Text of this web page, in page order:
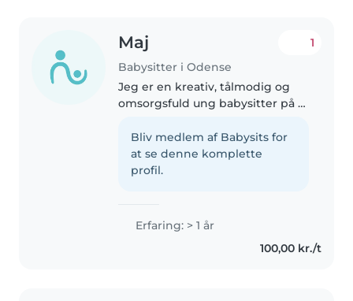
Maj
Babysitter i Odense
1
Jeg er en kreativ, tålmodig og
omsorgsfuld ung babysitter på 15
passe børn i alle aldre, fra
slyngelstørrelse til teenagere.
Selvom jeg endnu ikke..
Bliv medlem af Babysits for
at se denne komplette
profil.
Erfaring: > 1 år
100,00 kr./t